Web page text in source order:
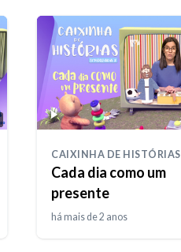
CAIXINHA DE HISTÓRIAS
Cada dia como um
presente
há mais de 2 anos